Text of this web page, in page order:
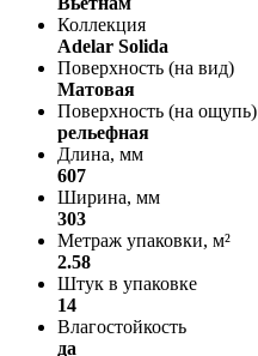
Коллекция
Adelar Solida
Поверхность (на вид)
Матовая
Поверхность (на ощупь)
рельефная
Длина, мм
607
Ширина, мм
303
Метраж упаковки, м²
2.58
Штук в упаковке
14
Влагостойкость
да